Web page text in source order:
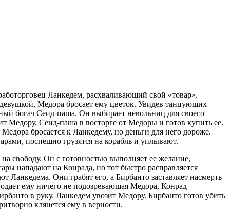
Ланкедем, расхваливающий свой «товар».
Медора бросает ему цветок. Увидев танцующих
богач Сеид-паша. Он выбирает невольниц для своего
Медору. Сеид-паша в восторге от Медоры и готов купить ее.
бросается к Ланкедему, но деньги для него дороже.
поспешно грузятся на корабль и уплывают.
свободу. Он с готовностью выполняет ее желание,
нападают на Конрада, но тот быстро расправляется
Они грабят его, а Бирбанто заставляет насмерть
ему ничего не подозревающая Медора, Конрад
в руку. Ланкедем увозит Медору. Бирбанто готов убить
клянется ему в верности.